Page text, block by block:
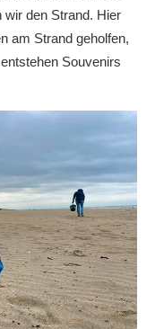
wir den Strand. Hier
am Strand geholfen,
Souvenirs